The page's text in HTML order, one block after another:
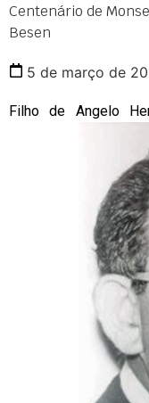
Centenário de
Besen
5 de março de
Filho de Angelo